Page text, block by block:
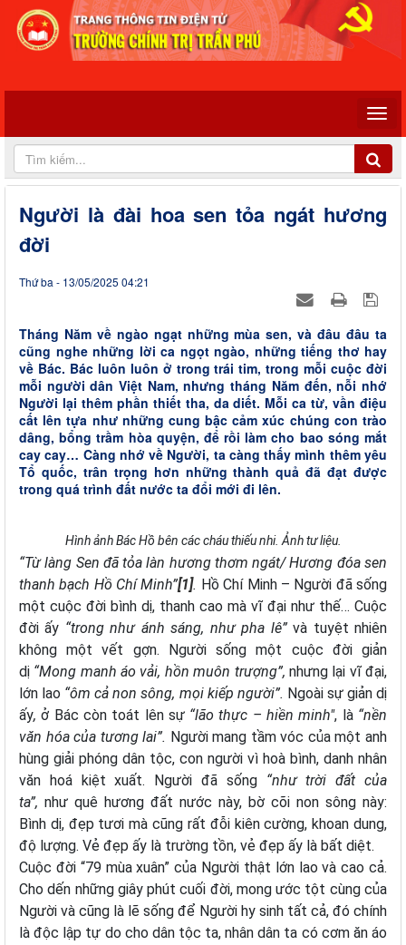
Người là đài hoa sen tỏa ngát hương
đời
Thứ ba - 13/05/2025 04:21
Tháng Năm về ngào ngạt những mùa sen, và đâu đâu ta
cũng nghe những lời ca ngọt ngào, những tiếng thơ hay
về Bác. Bác luôn luôn ở trong trái tim, trong mỗi cuộc đời
mỗi người dân Việt Nam, nhưng tháng Năm đến, nỗi nhớ
Người lại thêm phần thiết tha, da diết. Mỗi ca từ, vần điệu
cất lên tựa như những cung bậc cảm xúc chúng con trào
dâng, bổng trầm hòa quyện, để rồi làm cho bao sóng mắt
cay cay… Càng nhớ về Người, ta càng thấy mình thêm yêu
Tổ quốc, trân trọng hơn những thành quả đã đạt được
trong quá trình đất nước ta đổi mới đi lên.
Hình ảnh Bác Hồ bên các cháu thiếu nhi. Ảnh tư liệu.
“Từ làng Sen đã tỏa làn hương thơm ngát/ Hương đóa sen
thanh bạch Hồ Chí Minh”[1]. Hồ Chí Minh – Người đã sống
một cuộc đời bình dị, thanh cao mà vĩ đại như thế… Cuộc
đời ấy “trong như ánh sáng, như pha lê”và tuyệt nhiên
không một vết gợn. Người sống một cuộc đời giản
dị “Mong manh áo vải, hồn muôn trượng”, nhưng lại vĩ đại,
lớn lao “ôm cả non sông, mọi kiếp người”. Ngoài sự giản dị
ấy,ở Bác còn toát lên sự “lão thực – hiền minh", là “nền
văn hóa của tương lai”. Người mang tầm vóc của một anh
hùng giải phóng dân tộc, con người vì hoà bình, danh nhân
văn hoá kiệt xuất. Người đã sống“như trời đất của
ta”, như quê hương đất nước này, bờ cõi non sông này:
Bình dị, đẹp tươi mà cũng rất đỗi kiên cường, khoan dung,
độ lượng. Vẻ đẹp ấy là trường tồn, vẻ đẹp ấy là bất diệt.
Cuộc đời “79 mùa xuân” của Người thật lớn lao và cao cả.
Cho dến những giây phút cuối đời, mong ước tột cùng của
Người và cũng là lẽ sống để Người hy sinh tất cả, đó chính
là độc lập tự do cho dân tộc ta, nhân dân ta có cơm ăn áo